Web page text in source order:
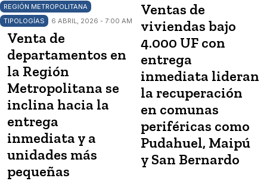
REGIÓN METROPOLITANA
TIPOLOGÍAS
6 ABRIL, 2026 - 7:00 AM
Venta de
departamentos en
la Región
Metropolitana se
inclina hacia la
entrega
inmediata y a
unidades más
pequeñas
Ventas de
viviendas bajo
4.000 UF con
entrega
inmediata lideran
la recuperación
en comunas
periféricas como
Pudahuel, Maipú
y San Bernardo